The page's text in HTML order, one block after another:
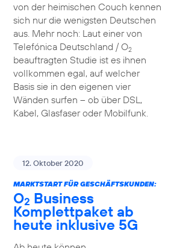
von der heimischen Couch kennen
sich nur die wenigsten Deutschen
aus. Mehr noch: Laut einer von
Telefónica Deutschland / O2
beauftragten Studie ist es ihnen
vollkommen egal, auf welcher
Basis sie in den eigenen vier
Wänden surfen – ob über DSL,
Kabel, Glasfaser oder Mobilfunk.
12. Oktober 2020
MARKTSTART FÜR GESCHÄFTSKUNDEN:
O2 Business
Komplettpaket ab
heute inklusive 5G